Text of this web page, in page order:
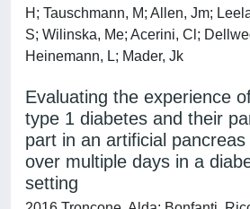
H; Tauschmann, M; Allen, Jm;
S; Wilinska, Me; Acerini, Cl;
Heinemann, L; Mader, Jk
Evaluating the experience
type 1 diabetes and their
part in an artificial pancreas
over multiple days in a
setting